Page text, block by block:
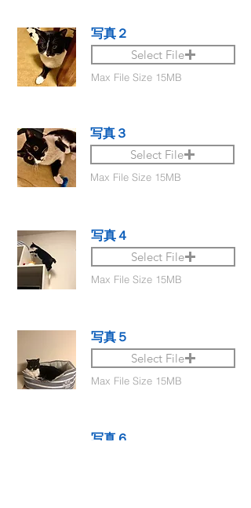
写真２
Select File
Max File Size 15MB
写真３
Select File
Max File Size 15MB
写真４
Select File
Max File Size 15MB
写真５
Select File
Max File Size 15MB
写真６